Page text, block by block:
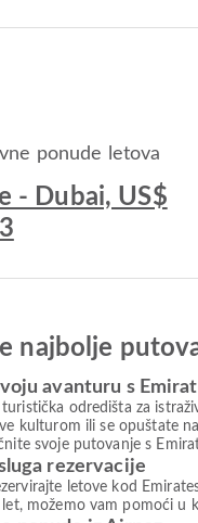
ponude letova
- Dubai, US$
najbolje
avanturu s
turistička odredišta za
kulturom ili se opuštate
svoje putovanje s
rezervacije
letove kod
let, možemo vam pomoći u